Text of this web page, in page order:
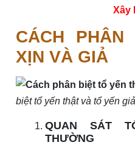
Xây
CÁCH
XỊN VÀ GIẢ
biệt tổ yến thật và tổ yến giả
QUAN SÁT
THƯỜNG